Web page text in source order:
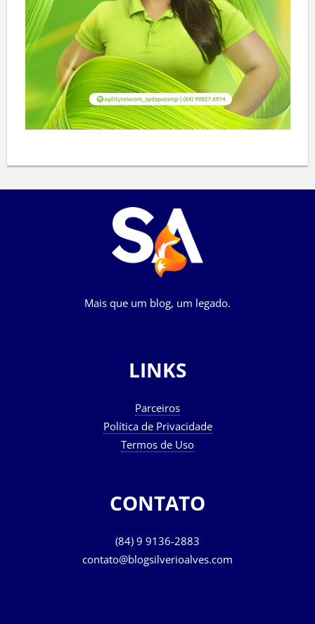
Mais que um blog, um legado.
LINKS
Parceiros
Política de Privacidade
Termos de Uso
CONTATO
(84) 9 9136-2883
contato@blogsilverioalves.com